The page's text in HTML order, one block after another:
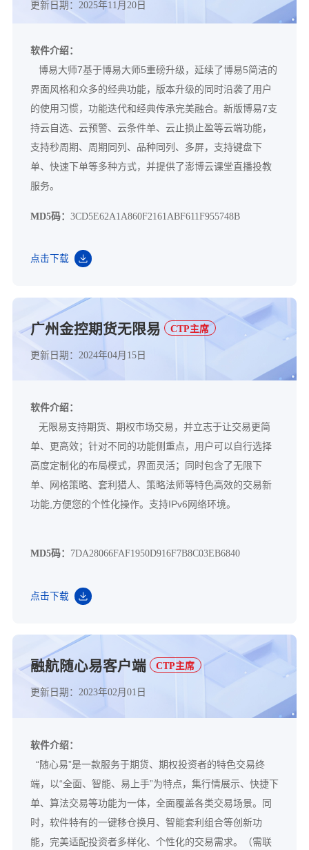
更新日期：2025年11月20日
软件介绍：
博易大师7基于博易大师5重磅升级，延续了博易5简洁的
界面风格和众多的经典功能，版本升级的同时沿袭了用户
的使用习惯，功能迭代和经典传承完美融合。新版博易7支
持云自选、云预警、云条件单、云止损止盈等云端功能，
支持秒周期、周期同列、品种同列、多屏，支持键盘下
单、快速下单等多种方式，并提供了澎博云课堂直播投教
服务。
MD5码： 3CD5E62A1A860F2161ABF611F955748B
点击下载
广州金控期货无限易 CTP主席
更新日期：2024年04月15日
软件介绍：
无限易支持期货、期权市场交易，并立志于让交易更简
单、更高效；针对不同的功能侧重点，用户可以自行选择
高度定制化的布局模式，界面灵活；同时包含了无限下
单、网格策略、套利猎人、策略法师等特色高效的交易新
功能,方便您的个性化操作。支持IPv6网络环境。
MD5码： 7DA28066FAF1950D916F7B8C03EB6840
点击下载
融航随心易客户端 CTP主席
更新日期：2023年02月01日
软件介绍：
“随心易”是一款服务于期货、期权投资者的特色交易终
端，以“全面、智能、易上手”为特点，集行情展示、快捷下
单、算法交易等功能为一体，全面覆盖各类交易场景。同
时，软件特有的一键移仓换月、智能套利组合等创新功
能，完美适配投资者多样化、个性化的交易需求。
（需联